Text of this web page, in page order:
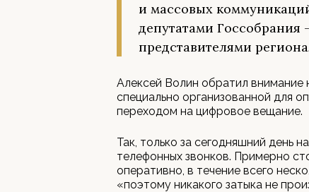
и массовых
депутатами Госсобрания
представителями
Алексей Волин обратил внимание
специально организованной для
переходом на цифровое вещание.
Так, только за сегодняшний день
телефонных звонков. Примерно
оперативно, в течение всего
«поэтому никакого затыка не